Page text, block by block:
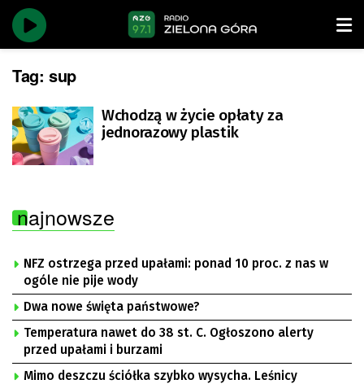
Tag: sup
Wchodzą w życie opłaty za
jednorazowy plastik
najnowsze
NFZ ostrzega przed upałami: ponad 10 proc. z nas w
ogóle nie pije wody
Dwa nowe święta państwowe?
Temperatura nawet do 38 st. C. Ogłoszono alerty
przed upałami i burzami
Mimo deszczu ściółka szybko wysycha. Leśnicy